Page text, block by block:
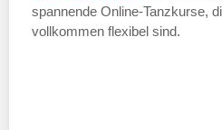
Name der Tanzschule
spannende Online-Tanzkurse,
vollkommen flexibel sind.